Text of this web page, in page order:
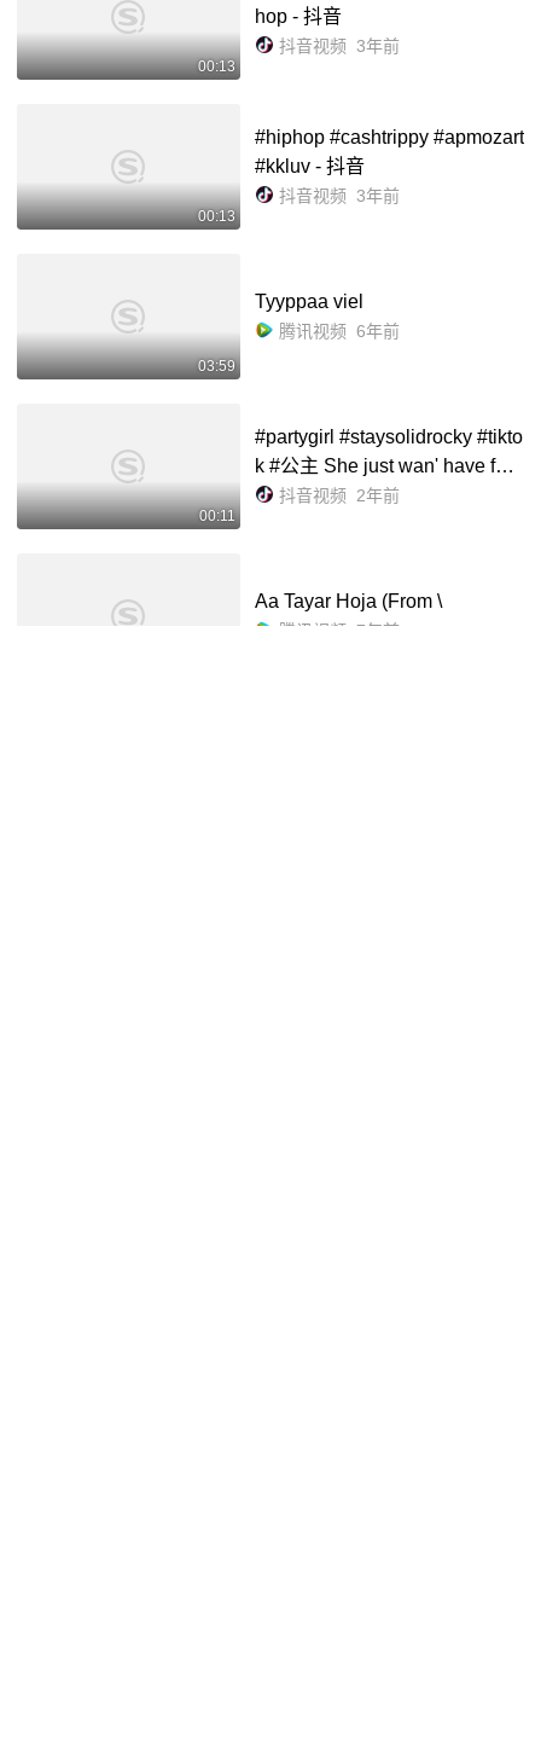
00:13
hop - 抖音
抖音视频 3年前
00:13
#hiphop #cashtrippy #apmozart
#kkluv - 抖音
抖音视频 3年前
03:59
Tyyppaa viel
腾讯视频 6年前
00:11
#partygirl #staysolidrocky #tikto
k #公主 She just wan' have fun
too - 抖音
抖音视频 2年前
Aa Tayar Hoja (From \
腾讯视频 7年前